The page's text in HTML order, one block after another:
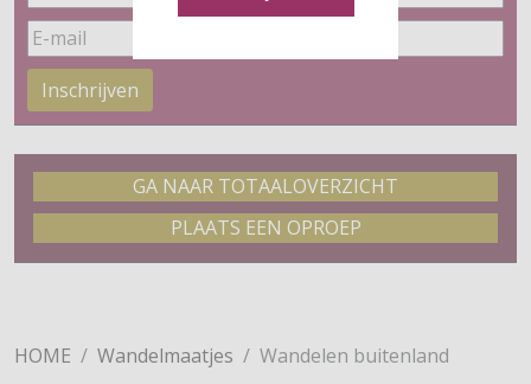
Inschrijven
GA NAAR TOTAALOVERZICHT
PLAATS EEN OPROEP
HOME Wandelmaatjes Wandelen buitenland